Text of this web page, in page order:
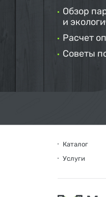
Обзор
и
Расчет
Советы
Каталог
Услуги